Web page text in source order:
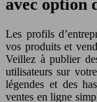
avec option
Les profils
vos produits et
Veillez à publier
utilisateurs sur
légendes et des
ventes en ligne